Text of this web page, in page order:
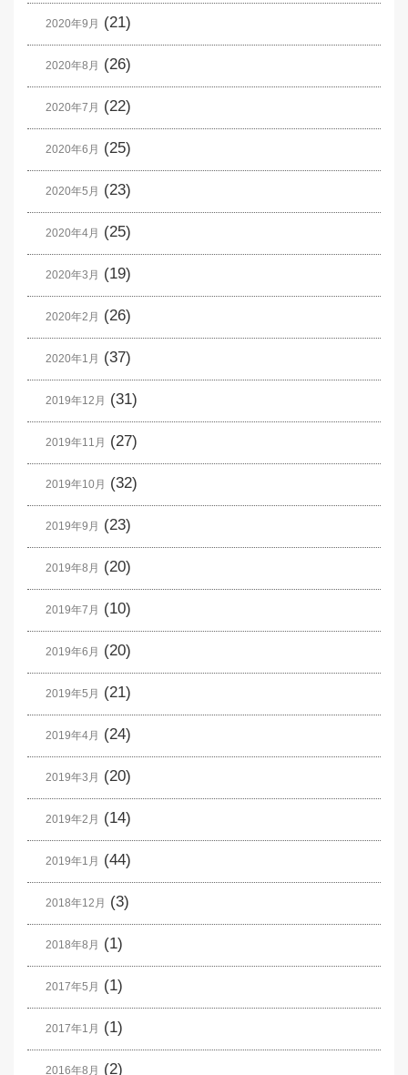
2020年9月 (21)
2020年8月 (26)
2020年7月 (22)
2020年6月 (25)
2020年5月 (23)
2020年4月 (25)
2020年3月 (19)
2020年2月 (26)
2020年1月 (37)
2019年12月 (31)
2019年11月 (27)
2019年10月 (32)
2019年9月 (23)
2019年8月 (20)
2019年7月 (10)
2019年6月 (20)
2019年5月 (21)
2019年4月 (24)
2019年3月 (20)
2019年2月 (14)
2019年1月 (44)
2018年12月 (3)
2018年8月 (1)
2017年5月 (1)
2017年1月 (1)
2016年8月 (2)